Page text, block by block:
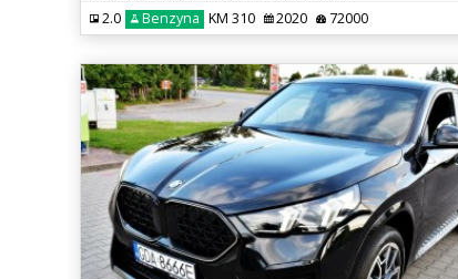
2.0 Benzyna KM 310 2020 72000